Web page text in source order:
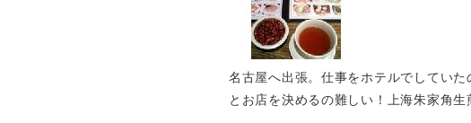
名古屋へ出張。仕事をホテルでしてい
とお店を決めるの難しい！上海朱家角生